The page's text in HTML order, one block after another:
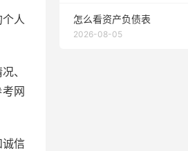
人
、
网
信
怎么看资产负债表
2026-08-05